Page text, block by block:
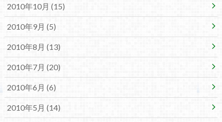
2010年10月 (15)
2010年9月 (5)
2010年8月 (13)
2010年7月 (20)
2010年6月 (6)
2010年5月 (14)